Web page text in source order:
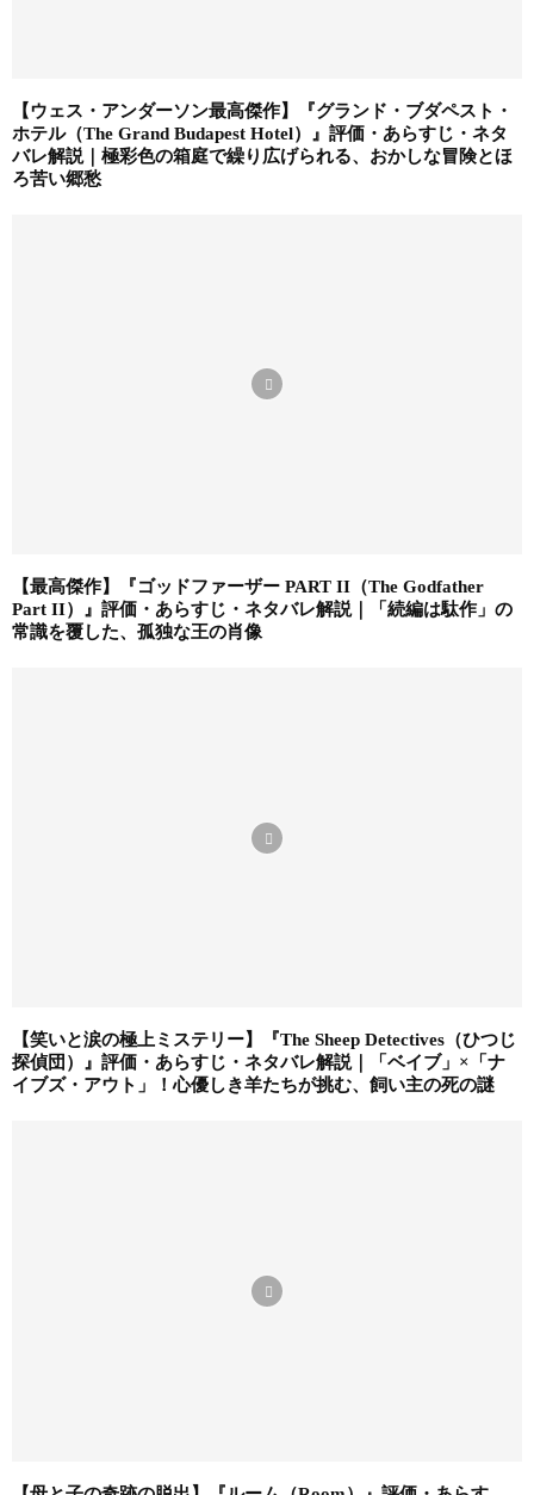
【ウェス・アンダーソン最高傑作】『グランド・ブダペスト・
ホテル（The Grand Budapest Hotel）』評価・あらすじ・ネタ
バレ解説｜極彩色の箱庭で繰り広げられる、おかしな冒険とほ
ろ苦い郷愁
【最高傑作】『ゴッドファーザー PART II（The Godfather
Part II）』評価・あらすじ・ネタバレ解説｜「続編は駄作」の
常識を覆した、孤独な王の肖像
【笑いと涙の極上ミステリー】『The Sheep Detectives（ひつじ
探偵団）』評価・あらすじ・ネタバレ解説｜「ベイブ」×「ナ
イブズ・アウト」！心優しき羊たちが挑む、飼い主の死の謎